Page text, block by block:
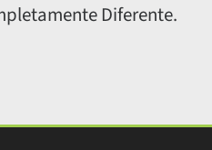
Diferente.